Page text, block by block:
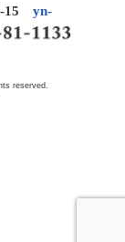
15 yn-
reserved.